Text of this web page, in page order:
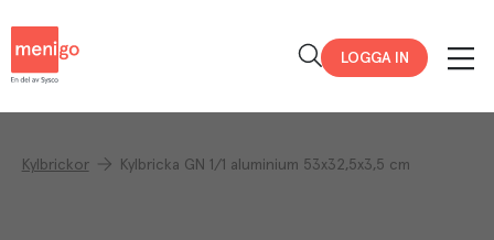
LOGGA IN
Kylbrickor Kylbricka GN 1/1 aluminium 53x32,5x3,5 cm